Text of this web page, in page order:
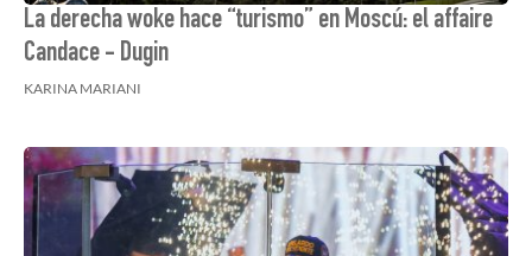
La derecha woke hace “turismo” en Moscú: el affaire
Candace - Dugin
KARINA MARIANI